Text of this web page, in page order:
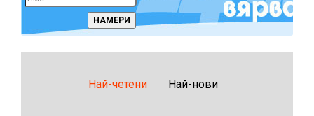
Най-четени Най-нови